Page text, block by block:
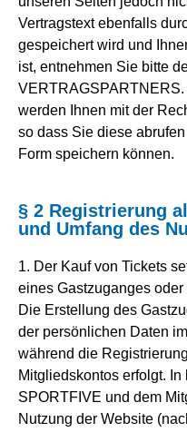
Vertragstext ebenfalls
gespeichert wird und
ist, entnehmen Sie bitte
werden Ihnen mit der
so dass Sie diese
Form speichern können.
§ 2 Registrierung
und Umfang des
1. Der Kauf von Tickets
eines Gastzuganges
Die Erstellung des
der persönlichen Daten
während die
Mitgliedskontos erfolgt.
SPORTFIVE und dem
Nutzung der Website